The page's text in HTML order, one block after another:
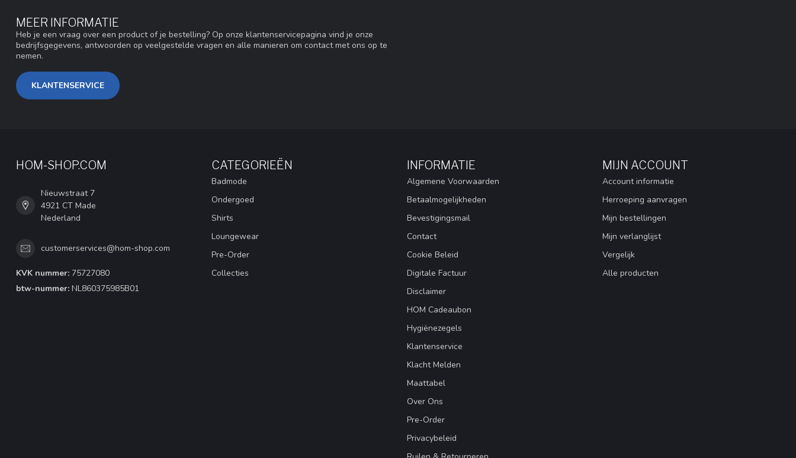
MEER INFORMATIE
Heb je een vraag over een product of je bestelling? Op onze klantenservicepagina vind je onze
bedrijfsgegevens, antwoorden op veelgestelde vragen en alle manieren om contact met ons op te
nemen.
KLANTENSERVICE
HOM-SHOP.COM
Nieuwstraat 7
4921 CT Made
Nederland
customerservices@hom-shop.com
KVK nummer: 75727080
btw-nummer: NL860375985B01
CATEGORIEËN
Badmode
Ondergoed
Shirts
Loungewear
Pre-Order
Collecties
INFORMATIE
Algemene Voorwaarden
Betaalmogelijkheden
Bevestigingsmail
Contact
Cookie Beleid
Digitale Factuur
Disclaimer
HOM Cadeaubon
Hygiënezegels
Klantenservice
Klacht Melden
Maattabel
Over Ons
Pre-Order
Privacybeleid
MIJN ACCOUNT
Account informatie
Herroeping aanvragen
Mijn bestellingen
Mijn verlanglijst
Vergelijk
Alle producten